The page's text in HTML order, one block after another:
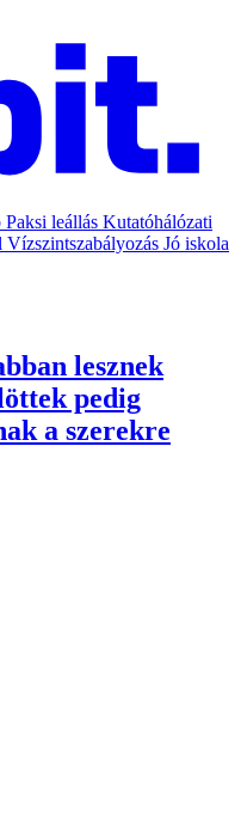
Paksi leállás Kutatóhálózati
Vízszintszabályozás Jó iskola
lesznek
pedig
a szerekre